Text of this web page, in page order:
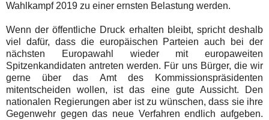
Wahlkampf 2019 zu einer ernsten Belastung werden.
Wenn der öffentliche Druck erhalten bleibt, spricht deshalb
viel dafür, dass die europäischen Parteien auch bei der
nächsten Europawahl wieder mit europaweiten
Spitzenkandidaten antreten werden. Für uns Bürger, die wir
gerne über das Amt des Kommissionspräsidenten
mitentscheiden wollen, ist das eine gute Aussicht. Den
nationalen Regierungen aber ist zu wünschen, dass sie ihre
Gegenwehr gegen das neue Verfahren endlich aufgeben.